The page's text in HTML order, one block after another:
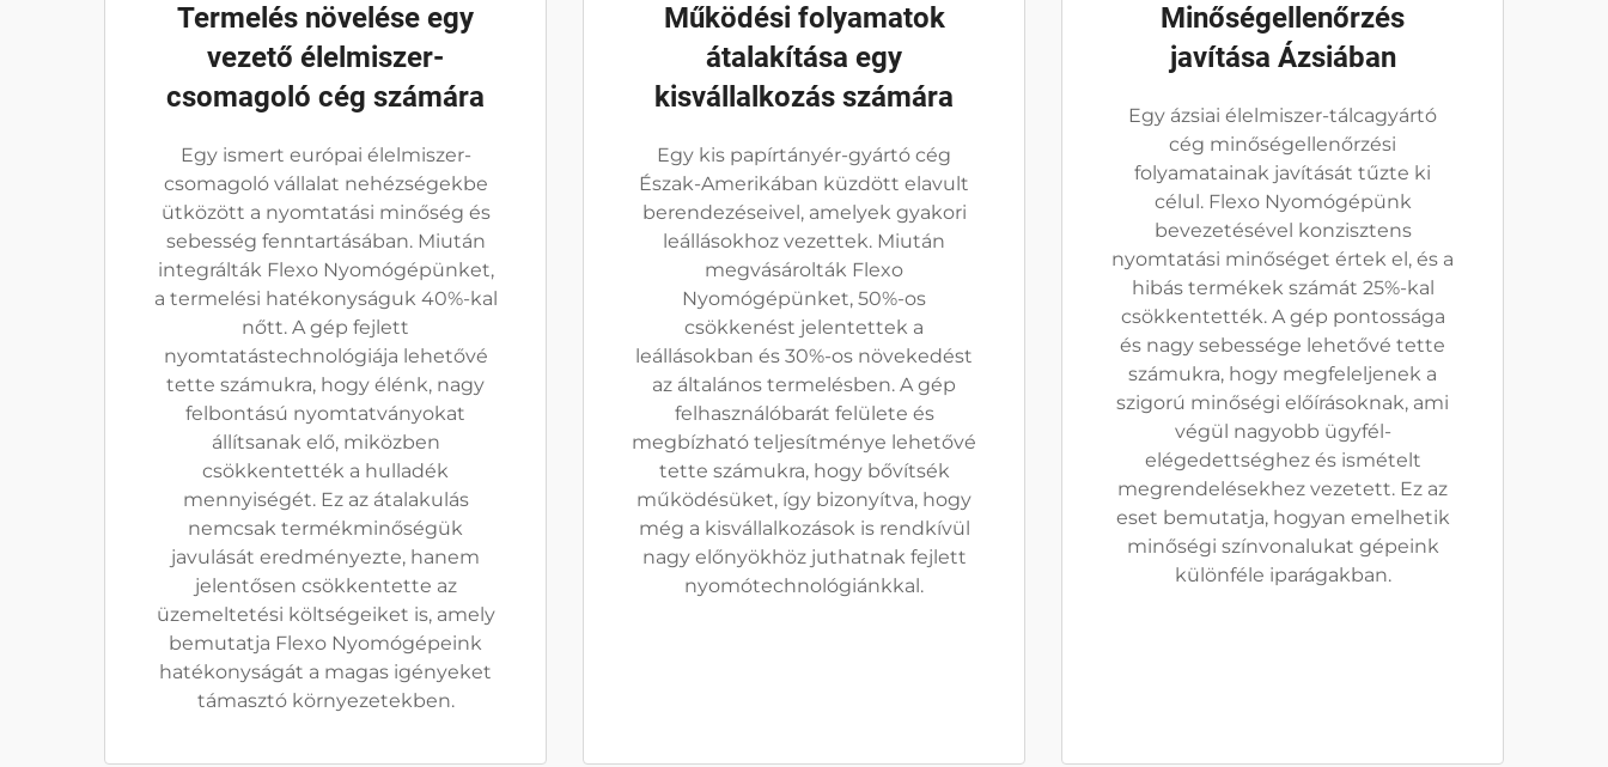
Termelés növelése egy
vezető élelmiszer-
csomagoló cég számára
Egy ismert európai élelmiszer-
csomagoló vállalat nehézségekbe
ütközött a nyomtatási minőség és
sebesség fenntartásában. Miután
integrálták Flexo Nyomógépünket,
a termelési hatékonyságuk 40%-kal
nőtt. A gép fejlett
nyomtatástechnológiája lehetővé
tette számukra, hogy élénk, nagy
felbontású nyomtatványokat
állítsanak elő, miközben
csökkentették a hulladék
mennyiségét. Ez az átalakulás
nemcsak termékminőségük
javulását eredményezte, hanem
jelentősen csökkentette az
üzemeltetési költségeiket is, amely
bemutatja Flexo Nyomógépeink
hatékonyságát a magas igényeket
támasztó környezetekben.
Működési folyamatok
átalakítása egy
kisvállalkozás számára
Egy kis papírtányér-gyártó cég
Észak-Amerikában küzdött elavult
berendezéseivel, amelyek gyakori
leállásokhoz vezettek. Miután
megvásárolták Flexo
Nyomógépünket, 50%-os
csökkenést jelentettek a
leállásokban és 30%-os növekedést
az általános termelésben. A gép
felhasználóbarát felülete és
megbízható teljesítménye lehetővé
tette számukra, hogy bővítsék
működésüket, így bizonyítva, hogy
még a kisvállalkozások is rendkívül
nagy előnyökhöz juthatnak fejlett
nyomótechnológiánkkal.
Minőségellenőrzés
javítása Ázsiában
Egy ázsiai élelmiszer-tálcagyártó
cég minőségellenőrzési
folyamatainak javítását tűzte ki
célul. Flexo Nyomógépünk
bevezetésével konzisztens
nyomtatási minőséget értek el, és a
hibás termékek számát 25%-kal
csökkentették. A gép pontossága
és nagy sebessége lehetővé tette
számukra, hogy megfeleljenek a
szigorú minőségi előírásoknak, ami
végül nagyobb ügyfél-
elégedettséghez és ismételt
megrendelésekhez vezetett. Ez az
eset bemutatja, hogyan emelhetik
minőségi színvonalukat gépeink
különféle iparágakban.